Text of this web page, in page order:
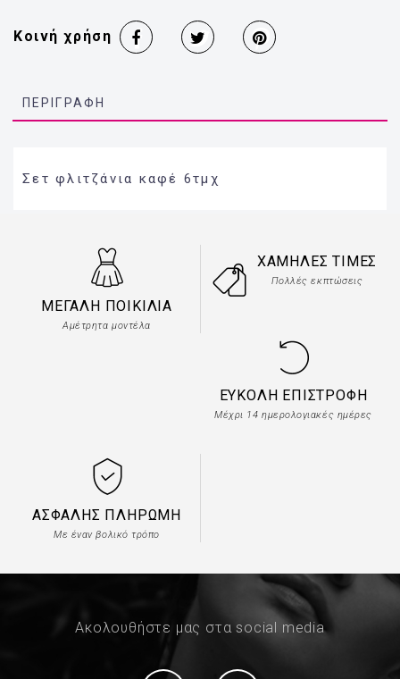
Κοινή χρήση
ΠΕΡΙΓΡΑΦΉ
Σετ φλιτζάνια καφέ 6τμχ
ΜΕΓΆΛΗ ΠΟΙΚΙΛΊΑ
Αμέτρητα μοντέλα
ΧΑΜΗΛΈΣ ΤΙΜΈΣ
Πολλές εκπτώσεις
ΕΎΚΟΛΗ ΕΠΙΣΤΡΟΦΉ
Μέχρι 14 ημερολογιακές ημέρες
ΑΣΦΑΛΉΣ ΠΛΗΡΩΜΉ
Με έναν βολικό τρόπο
Ακολουθήστε μας στα social media